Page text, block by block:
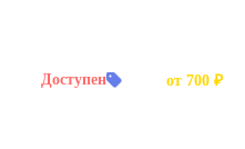
Доступен от 700 ₽